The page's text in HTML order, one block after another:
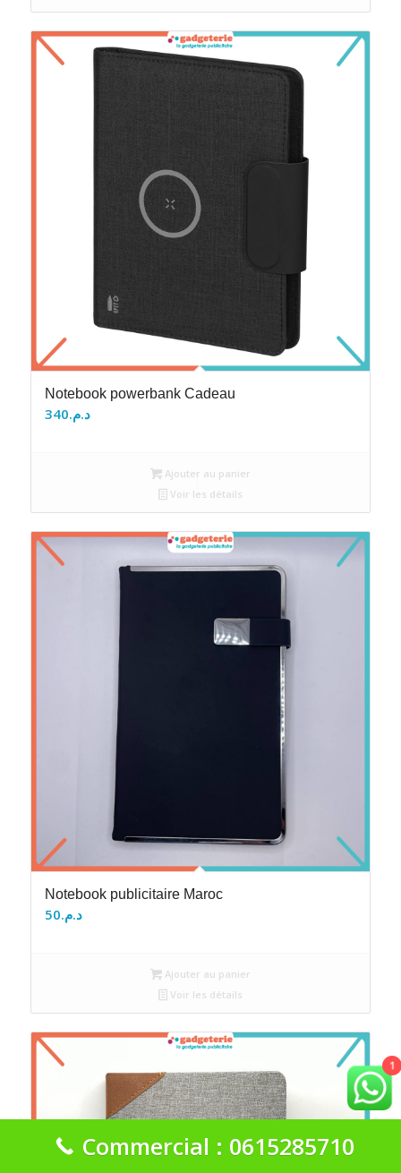
Notebook powerbank Cadeau
د.م.340
Ajouter au panier
Voir les détails
Notebook publicitaire Maroc
د.م.50
Ajouter au panier
Voir les détails
1
Commercial : 0615285710